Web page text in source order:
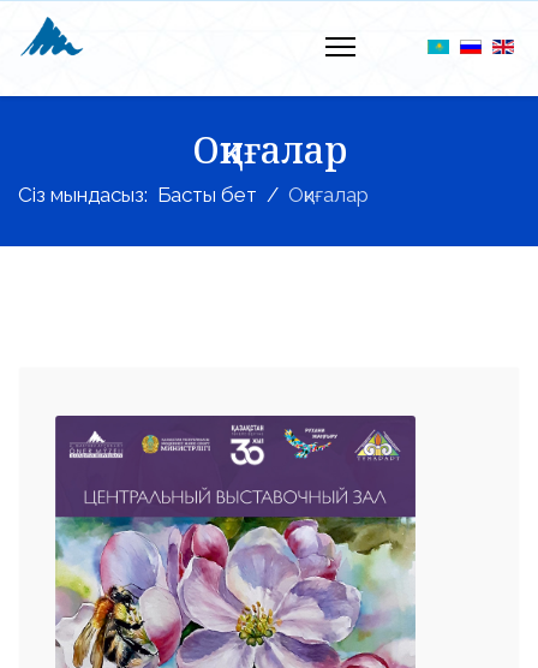
Оқиғалар
Сіз мындасыз: Басты бет Оқиғалар